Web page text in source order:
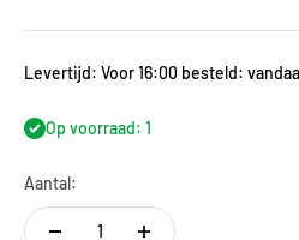
Levertijd: Voor 16:00 besteld:
Op voorraad: 1
Aantal: